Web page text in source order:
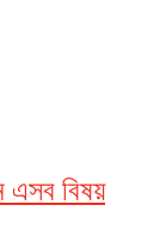
এসব বিষয়